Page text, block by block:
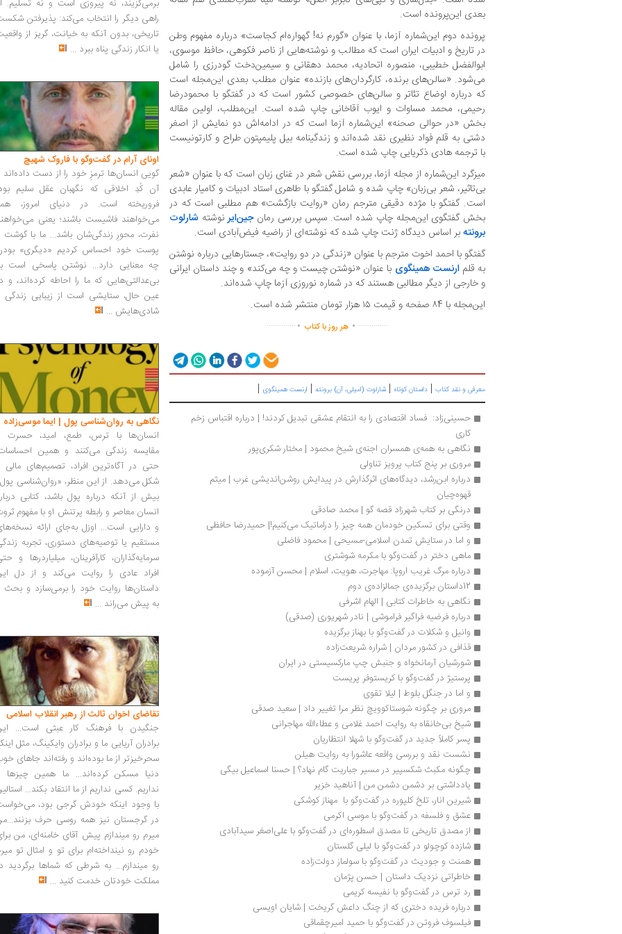
بعدی این‌پرونده است.
پرونده دوم این‌شماره آزما، با عنوان «گورم نه! گهواره‌ام کجاست» درباره مفهوم وطن
در تاریخ و ادبیات ایران است که مطالب و نوشته‌هایی از ناصر فکوهی، حافظ موسوی،
ابوالفضل خطیبی، منصوره اتحادیه، محمد دهقانی و سیمین‌دخت گودرزی را شامل
می‌شود. «سالن‌های برنده، کارگردان‌های بازنده» عنوان مطلب بعدی این‌مجله است
که درباره اوضاع تئاتر و سالن‌های خصوصی کشور است که در گفتگو با محمودرضا
رحیمی، محمد مساوات و ایوب آقاخانی چاپ شده است. این‌مطلب، اولین مقاله
بخش «در حوالی صحنه» این‌شماره آزما است که در ادامه‌اش دو نمایش از اصغر
دشتی به قلم فواد نظیری نقد شده‌اند و زندگینامه بیل پلیمپتون طراح و کارتونیست
با ترجمه هادی ذکریایی چاپ شده است.
میزگرد این‌شماره از مجله آزما، بررسی نقش شعر در غنای زبان است که با عنوان «شعر
بی‌تاثیر، شعر بی‌زبان» چاپ شده و شامل گفتگو با طاهری استاد ادبیات و کامیار عابدی
است. گفتگو با مژده دقیقی مترجم رمان «روایت بازگشت» هم مطلبی است که در
بخش گفتگوی این‌مجله چاپ شده است. سپس بررسی رمانجین‌ایرنوشته شارلوت
برونتهبر اساس دیدگاه ژنت چاپ شده که نوشته‌ای از راضیه فیض‌آبادی است.
گفتگو با احمد اخوت مترجم با عنوان «زندگی در دو روایت»، جستارهایی درباره نوشتن
به قلمارنست همینگوی با عنوان «نوشتن چیست و چه می‌کند» و چند داستان ایرانی
و خارجی از دیگر مطالبی هستند که در شماره نوروزی آزما چاپ شده‌اند.
این‌مجله با ۸4 صفحه و قیمت ۱۵ هزار تومان منتشر شده است.
...............
.هر روز با کتاب .
..............
معرفی و نقد کتاب | داستان کوتاه | شارلوت (امیلی، آن) برونته | ارنست همینگوی |
کاری
نگاهی به همه‌ی همسران اجنه‌ی شیخ محمود | مختار شکری‌پور
مروری بر پنج کتاب پرویز تناولی
قهوه‌چیان
درنگی بر کتاب شهرزاد قصه گو | محمد صادقی
وقتی برای تسکین خودمان همه چیز را دراماتیک می‌کنیم!| حمیدرضا حافظی
و اما در ستایش تمدن اسلامی-مسیحی | محمود فاضلی
ماهی دختر در گفت‌وگو با مکرمه شوشتری
درباره مرگ غریب اروپا: مهاجرت، هویت، اسلام | محسن آزموده
12داستان برگزیده‌ی جمالزاده‌ی دوم
نگاهی به خاطرات کتابی | الهام اشرفی‌
درباره فرضیه فراگیر فراموشی | نادر شهریوری (صدقی)
وانیل و شکلات در گفت‌وگو با بهناز برگزیده
قذافی در کشور مردان | شراره شریعت‌زاده
شورشیان‌ آرمانخواه و جنبش‌ چپ‌ مارکسیستی‌ در ایران
پرستیژ در گفت‌وگو با کریستوفر پریست
و اما در جنگل بلوط | لیلا تقوی
مروری بر چگونه شوستاکوویچ نظر مرا تغییر داد | سعید صدقی
شیخ بی‌خانقاه به روایت احمد غلامی و عطاءالله مهاجرانی
پسر کاملاً جدید در گفت‌وگو با شهلا انتظاریان
نشست نقد و بررسی واقعه عاشورا به روایت هیلن
چگونه مکبث شکسپیر در مسیر جباریت گام نهاد؟ | حسنا اسماعیل بیگی
یادداشتی بر دشمن دشمن من | آناهید خزیر
شیرین انار، تلخ کلپوره در گفت‌وگو با  مهناز کوشکی
عشق و فلسفه در گفت‌وگو با موسی اکرمی
از مصدق تاریخی تا مصدق اسطوره‌ای در گفت‌وگو با علی‌اصغر سیدآبادی
شازده کوچولو در گفت‌وگو با لیلی گلستان
همنت و جودیث در گفت‌وگو با سولماز دولت‌زاده
خاطراتی نزدیک داستان | حسن پژمان
رد ترس در گفت‌وگو با نفیسه کریمی
درباره فریده دختری که از چنگ داعش گریخت | شایان اویسی
فیلسوف فروتن در گفت‌وگو با حمید امیرچقماقی
برمی‌گزیند، نه پیروزی است و نه تسلیم.
راهی دیگر را انتخاب می‌کند: پذیرفتن
تاریخی، بدون آنکه به خیانت، گریز از
یا انکار زندگی پناه ببرد ...
اونای آرام در گفت‌وگو با فاروک شهیچ‭
گویی انسان‌ها ترمزِ خود را از دست داده‌اند
آن کُدِ اخلاقی که نگهبان عقل سلیم
فروریخته است. در دنیای امروز،
می‌خواهند فاشیست باشند؛ یعنی
نفرت، محورِ زندگی‌شان باشد... ما با گوشت
پوست خود احساس کردیم «دیگری»
چه معنایی دارد... نوشتن پاسخی است
بی‌عدالتی‌هایی که ما را احاطه کرده‌اند، و
عین حال، ستایشی است از زیبایی زندگی
شادی‌هایش ...
نگاهی به روان‌شناسی پول | ایما موسی‌زاده
انسان‌ها با ترس، طمع، امید، حسرت
مقایسه زندگی می‌کنند و همین
حتی در آگاه‌ترین افراد، تصمیم‌های مالی
شکل می‌دهد. از این منظر، «روان‌شناسی
بیش از آنکه درباره پول باشد، کتابی
انسان معاصر و رابطه پرتنش او با مفهوم
و دارایی است... اوزل به‌جای ارائه
مستقیم یا توصیه‌های دستوری، تجربه
سرمایه‌گذاران، کارآفرینان، میلیاردرها و
افراد عادی را روایت می‌کند و از دل
داستان‌ها روایت خود را برمی‌سازد و بحث
به پیش می‌راند ...
تقاضای اخوان ثالث از رهبر انقلاب اسلامی
جنگیدن با فرهنگ کار عبثی است...
برادران آریایی ما و برادران وایکینگ، مثل
سحرخیزتر از ما بوده‌اند و رفته‌اند جاهای
دنیا مسکن کرده‌اند... ما همین چیزها
نداریم. کسی نداریم از ما انتقاد بکند...
با وجود اینکه خودش گرجی بود،
در گرجستان نیز همه روسی حرف
میرم رو میندازم پیش آقای خامنه‌ای، من
خودم رو نینداخته‌ام برای تو و امثال تو
رو میندازم... به شرطی که شماها برگردید
مملکت خودتان خدمت کنید ...